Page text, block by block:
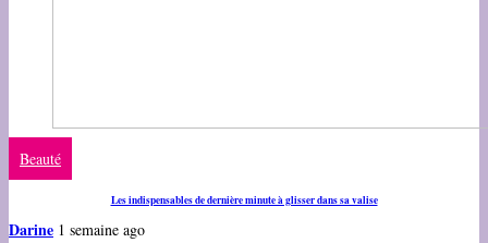
Beauté
Les indispensables de dernière minute à glisser dans sa valise
Darine 1 semaine ago